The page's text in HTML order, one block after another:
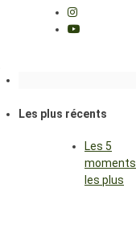
Les plus récents
Les 5
moments
les plus